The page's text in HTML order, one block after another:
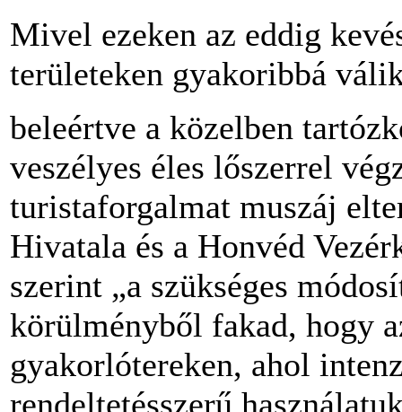
Mivel ezeken az eddig
területeken gyakoribbá
beleértve a közelben
veszélyes éles lőszerrel
turistaforgalmat muszáj
Hivatala és a Honvéd
szerint „a szükséges
körülményből fakad, hogy
gyakorlótereken, ahol
rendeltetésszerű